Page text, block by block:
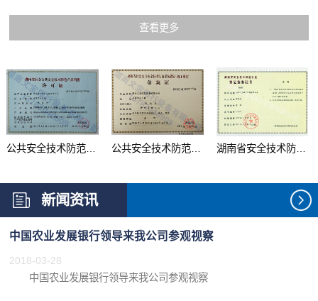
查看更多
公共安全技术防范产品... 公共安全技术防范系统... 湖南省安全技术防范行...
新闻资讯
中国农业发展银行领导来我公司参观视察
2018-03-28
中国农业发展银行领导来我公司参观视察